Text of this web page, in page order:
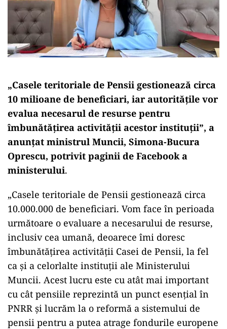
„Casele teritoriale de Pensii gestionează circa
10 milioane de beneficiari, iar autorităţile vor
evalua necesarul de resurse pentru
îmbunătăţirea activităţii acestor instituţii”, a
anunţat ministrul Muncii, Simona-Bucura
Oprescu, potrivit paginii de Facebook a
ministerului.
„Casele teritoriale de Pensii gestionează circa
10.000.000 de beneficiari. Vom face în perioada
următoare o evaluare a necesarului de resurse,
inclusiv cea umană, deoarece îmi doresc
îmbunătăţirea activităţii Casei de Pensii, la fel
ca şi a celorlalte instituţii ale Ministerului
Muncii. Acest lucru este cu atât mai important
cu cât pensiile reprezintă un punct esenţial în
PNRR şi lucrăm la o reformă a sistemului de
pensii pentru a putea atrage fondurile europene